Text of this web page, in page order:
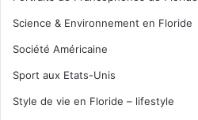
Science & Environnement en Floride
Société Américaine
Sport aux Etats-Unis
Style de vie en Floride – lifestyle